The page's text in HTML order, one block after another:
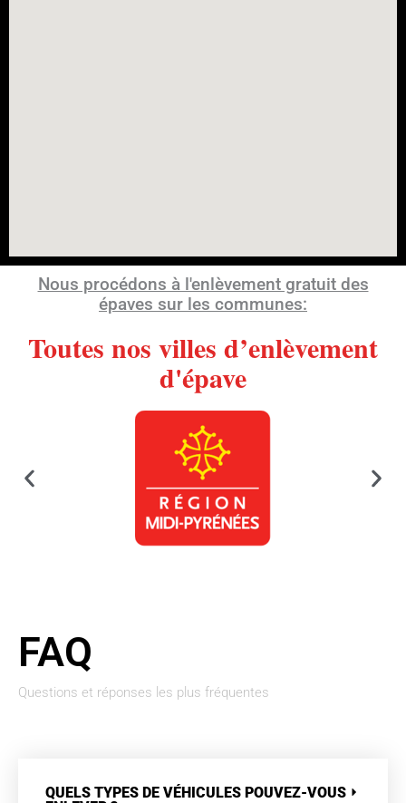
Nous procédons à l'enlèvement gratuit des
épaves sur les communes:
Toutes nos villes d’enlèvement
d'épave
FAQ
Questions et réponses les plus fréquentes
QUELS TYPES DE VÉHICULES POUVEZ-VOUS